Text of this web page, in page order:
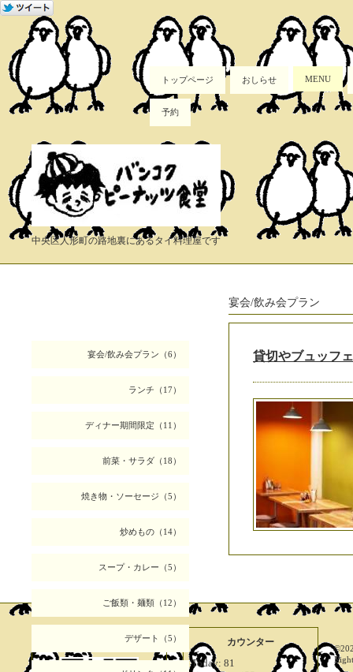
トップページ おしらせ MENU
予約
中央区人形町の路地裏にあるタイ料理屋です
宴会/飲み会プラン（6）
ランチ（17）
ディナー期間限定（11）
前菜・サラダ（18）
焼き物・ソーセージ（5）
炒めもの（14）
スープ・カレー（5）
ご飯類・麺類（12）
デザート（5）
宴会/飲み会プラン
貸切やブュッフ
カウンター
Today: 81